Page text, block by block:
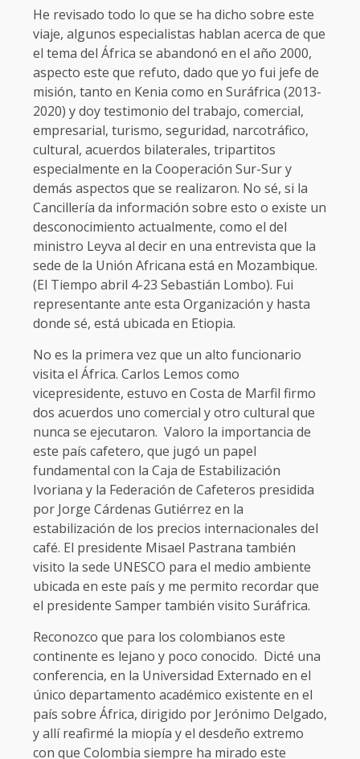
He revisado todo lo que se ha dicho sobre este
viaje, algunos especialistas hablan acerca de que
el tema del África se abandonó en el año 2000,
aspecto este que refuto, dado que yo fui jefe de
misión, tanto en Kenia como en Suráfrica (2013-
2020) y doy testimonio del trabajo, comercial,
empresarial, turismo, seguridad, narcotráfico,
cultural, acuerdos bilaterales, tripartitos
especialmente en la Cooperación Sur-Sur y
demás aspectos que se realizaron. No sé, si la
Cancillería da información sobre esto o existe un
desconocimiento actualmente, como el del
ministro Leyva al decir en una entrevista que la
sede de la Unión Africana está en Mozambique.
(El Tiempo abril 4-23 Sebastián Lombo). Fui
representante ante esta Organización y hasta
donde sé, está ubicada en Etiopia.
No es la primera vez que un alto funcionario
visita el África. Carlos Lemos como
vicepresidente, estuvo en Costa de Marfil firmo
dos acuerdos uno comercial y otro cultural que
nunca se ejecutaron. Valoro la importancia de
este país cafetero, que jugó un papel
fundamental con la Caja de Estabilización
Ivoriana y la Federación de Cafeteros presidida
por Jorge Cárdenas Gutiérrez en la
estabilización de los precios internacionales del
café. El presidente Misael Pastrana también
visito la sede UNESCO para el medio ambiente
ubicada en este país y me permito recordar que
el presidente Samper también visito Suráfrica.
Reconozco que para los colombianos este
continente es lejano y poco conocido. Dicté una
conferencia, en la Universidad Externado en el
único departamento académico existente en el
país sobre África, dirigido por Jerónimo Delgado,
y allí reafirmé la miopía y el desdeño extremo
con que Colombia siempre ha mirado este